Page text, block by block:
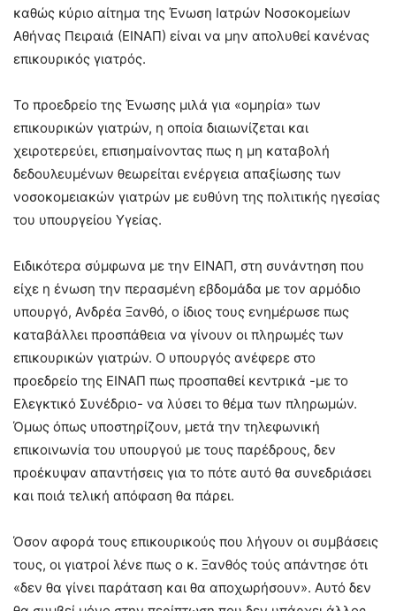
καθώς κύριο αίτημα της Ένωση Ιατρών Νοσοκομείων
Αθήνας Πειραιά (ΕΙΝΑΠ) είναι να μην απολυθεί κανένας
επικουρικός γιατρός.
Το προεδρείο της Ένωσης μιλά για «ομηρία» των
επικουρικών γιατρών, η οποία διαιωνίζεται και
χειροτερεύει, επισημαίνοντας πως η μη καταβολή
δεδουλευμένων θεωρείται ενέργεια απαξίωσης των
νοσοκομειακών γιατρών με ευθύνη της πολιτικής ηγεσίας
του υπουργείου Υγείας.
Ειδικότερα σύμφωνα με την ΕΙΝΑΠ, στη συνάντηση που
είχε η ένωση την περασμένη εβδομάδα με τον αρμόδιο
υπουργό, Ανδρέα Ξανθό, ο ίδιος τους ενημέρωσε πως
καταβάλλει προσπάθεια να γίνουν οι πληρωμές των
επικουρικών γιατρών. Ο υπουργός ανέφερε στο
προεδρείο της ΕΙΝΑΠ πως προσπαθεί κεντρικά -με το
Ελεγκτικό Συνέδριο- να λύσει το θέμα των πληρωμών.
Όμως όπως υποστηρίζουν, μετά την τηλεφωνική
επικοινωνία του υπουργού με τους παρέδρους, δεν
προέκυψαν απαντήσεις για το πότε αυτό θα συνεδριάσει
και ποιά τελική απόφαση θα πάρει.
Όσον αφορά τους επικουρικούς που λήγουν οι συμβάσεις
τους, οι γιατροί λένε πως ο κ. Ξανθός τούς απάντησε ότι
«δεν θα γίνει παράταση και θα αποχωρήσουν». Αυτό δεν